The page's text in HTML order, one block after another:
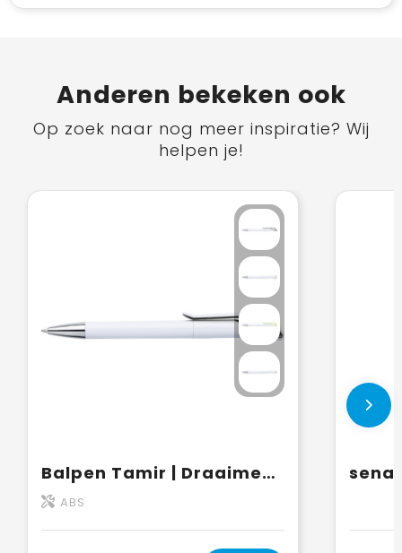
Anderen bekeken ook
Op zoek naar nog meer inspiratie? Wij
helpen je!
Balpen Tamir | Draaimechanisme
ABS